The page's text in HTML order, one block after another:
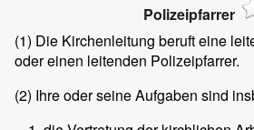
Polizeipfarrer
(1) Die Kirchenleitung beruft eine
oder einen leitenden Polizeipfarrer.
(2) Ihre oder seine Aufgaben sind